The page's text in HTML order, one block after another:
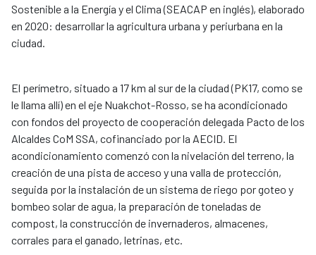
Sostenible a la Energía y el Clima (SEACAP en inglés), elaborado
en 2020: desarrollar la agricultura urbana y periurbana en la
ciudad.
El perímetro, situado a 17 km al sur de la ciudad (PK17, como se
le llama allí) en el eje Nuakchot-Rosso, se ha acondicionado
con fondos del proyecto de cooperación delegada Pacto de los
Alcaldes CoM SSA, cofinanciado por la AECID. El
acondicionamiento comenzó con la nivelación del terreno, la
creación de una pista de acceso y una valla de protección,
seguida por la instalación de un sistema de riego por goteo y
bombeo solar de agua, la preparación de toneladas de
compost, la construcción de invernaderos, almacenes,
corrales para el ganado, letrinas, etc.